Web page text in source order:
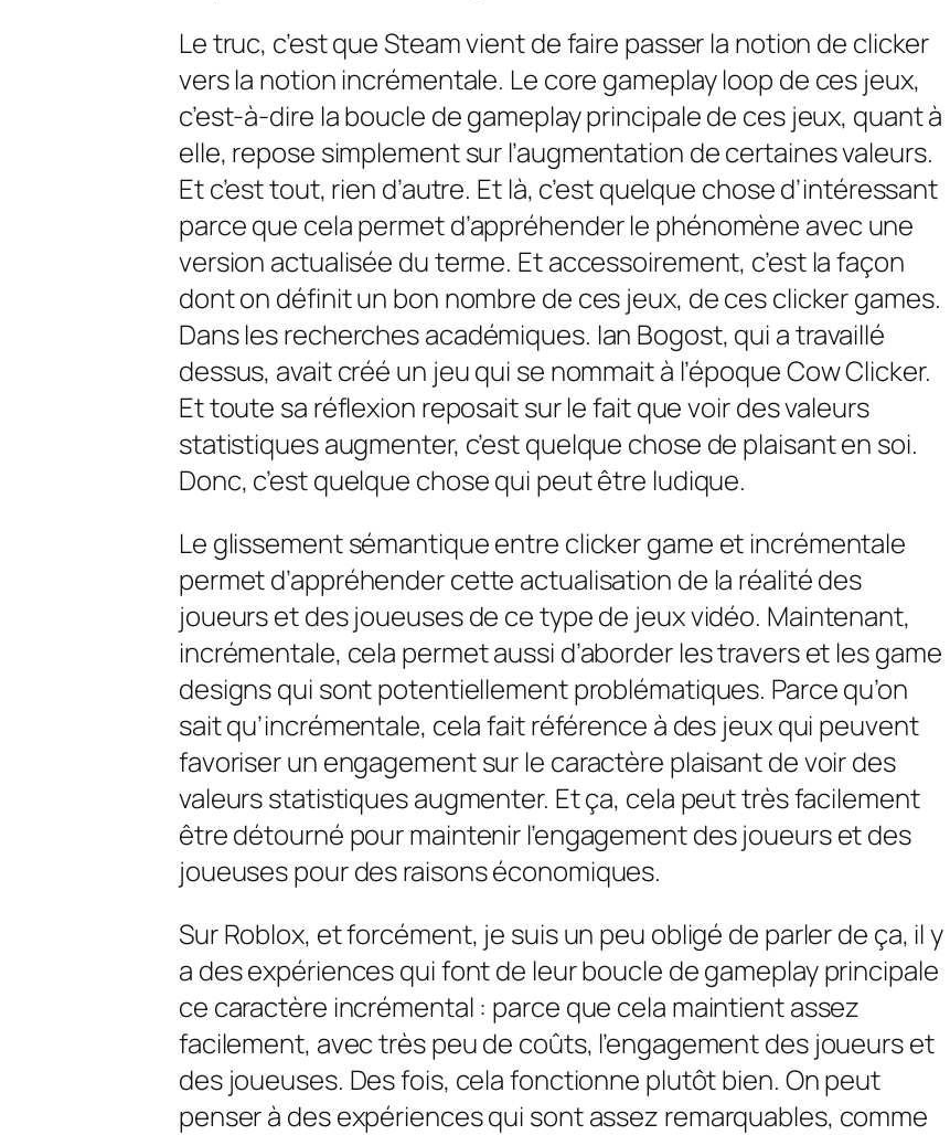
Le truc, c’est que Steam vient de faire passer la notion de clicker
vers la notion incrémentale. Le core gameplay loop de ces jeux,
c’est-à-dire la boucle de gameplay principale de ces jeux, quant à
elle, repose simplement sur l’augmentation de certaines valeurs.
Et c’est tout, rien d’autre. Et là, c’est quelque chose d’intéressant
parce que cela permet d’appréhender le phénomène avec une
version actualisée du terme. Et accessoirement, c’est la façon
dont on définit un bon nombre de ces jeux, de ces clicker games.
Dans les recherches académiques. Ian Bogost, qui a travaillé
dessus, avait créé un jeu qui se nommait à l’époque Cow Clicker.
Et toute sa réflexion reposait sur le fait que voir des valeurs
statistiques augmenter, c’est quelque chose de plaisant en soi.
Donc, c’est quelque chose qui peut être ludique.
Le glissement sémantique entre clicker game et incrémentale
permet d’appréhender cette actualisation de la réalité des
joueurs et des joueuses de ce type de jeux vidéo. Maintenant,
incrémentale, cela permet aussi d’aborder les travers et les game
designs qui sont potentiellement problématiques. Parce qu’on
sait qu’incrémentale, cela fait référence à des jeux qui peuvent
favoriser un engagement sur le caractère plaisant de voir des
valeurs statistiques augmenter. Et ça, cela peut très facilement
être détourné pour maintenir l’engagement des joueurs et des
joueuses pour des raisons économiques.
Sur Roblox, et forcément, je suis un peu obligé de parler de ça, il y
a des expériences qui font de leur boucle de gameplay principale
ce caractère incrémental : parce que cela maintient assez
facilement, avec très peu de coûts, l’engagement des joueurs et
des joueuses. Des fois, cela fonctionne plutôt bien. On peut
penser à des expériences qui sont assez remarquables, comme